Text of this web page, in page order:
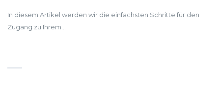
In diesem Artikel werden wir die einfachsten Schritte für den
Zugang zu Ihrem...